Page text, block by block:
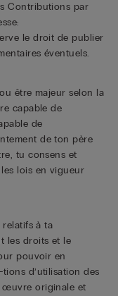
Contributions par
le droit de publier
éventuels.
être majeur selon la
capable de
de
de ton père
tu consens et
lois en vigueur
à ta
les droits et le
pouvoir en
d’utilisation des
œuvre originale et